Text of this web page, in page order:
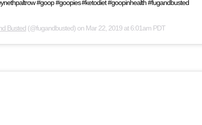
#goop #goopies #ketodiet #goopinhealth #fugandbusted
Busted (@fugandbusted) on Mar 22, 2019 at 6:01am PDT